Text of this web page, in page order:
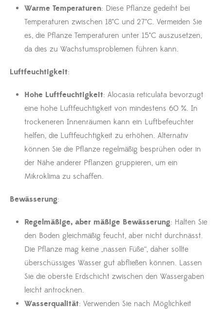
Warme Temperaturen: Diese Pflanze gedeiht bei
Temperaturen zwischen 18°C und 27°C. Vermeiden Sie
es, die Pflanze Temperaturen unter 15°C auszusetzen,
da dies zu Wachstumsproblemen führen kann.
Luftfeuchtigkeit:
Hohe Luftfeuchtigkeit: Alocasia reticulata bevorzugt
eine hohe Luftfeuchtigkeit von mindestens 60 %. In
trockeneren Innenräumen kann ein Luftbefeuchter
helfen, die Luftfeuchtigkeit zu erhöhen. Alternativ
können Sie die Pflanze regelmäßig besprühen oder in
der Nähe anderer Pflanzen gruppieren, um ein
Mikroklima zu schaffen.
Bewässerung:
Regelmäßige, aber mäßige Bewässerung: Halten Sie
den Boden gleichmäßig feucht, aber nicht durchnässt.
Die Pflanze mag keine „nassen Füße“, daher sollte
überschüssiges Wasser gut abfließen können. Lassen
Sie die oberste Erdschicht zwischen den Wassergaben
leicht antrocknen.
Wasserqualität: Verwenden Sie nach Möglichkeit